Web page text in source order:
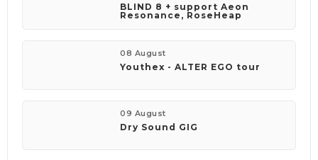
BLIND 8 + support Aeon
Resonance, RoseHeap
08 August
Youthex - ALTER EGO tour
09 August
Dry Sound GIG